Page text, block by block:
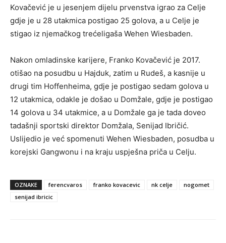
Kovačević je u jesenjem dijelu prvenstva igrao za Celje
gdje je u 28 utakmica postigao 25 golova, a u Celje je
stigao iz njemačkog trećeligaša Wehen Wiesbaden.
Nakon omladinske karijere, Franko Kovačević je 2017.
otišao na posudbu u Hajduk, zatim u Rudeš, a kasnije u
drugi tim Hoffenheima, gdje je postigao sedam golova u
12 utakmica, odakle je došao u Domžale, gdje je postigao
14 golova u 34 utakmice, a u Domžale ga je tada doveo
tadašnji sportski direktor Domžala, Senijad Ibričić.
Uslijedio je već spomenuti Wehen Wiesbaden, posudba u
korejski Gangwonu i na kraju uspješna priča u Celju.
OZNAKE ferencvaros franko kovacevic nk celje
nogomet
senijad ibricic